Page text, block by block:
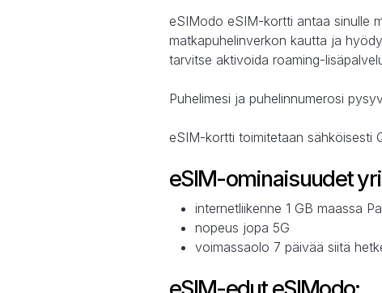
eSIModo eSIM-kortti antaa sinulle
matkapuhelinverkon kautta ja
tarvitse aktivoida roaming-
Puhelimesi ja puhelinnumerosi
eSIM-kortti toimitetaan sähköisesti
eSIM-ominaisuudet
internetliikenne 1 GB maassa
nopeus jopa 5G
voimassaolo 7 päivää siitä